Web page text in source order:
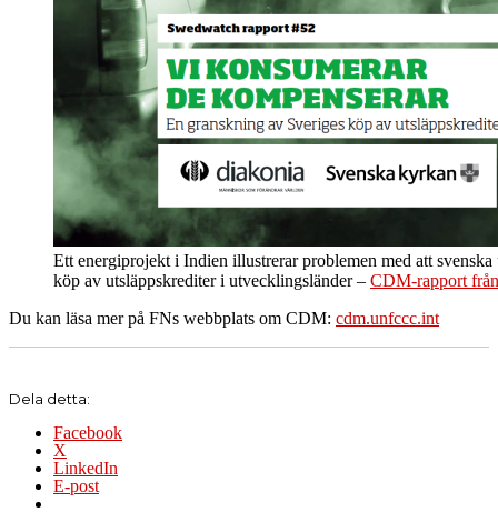
Ett energiprojekt i Indien illustrerar problemen med att svenska
köp av utsläppskrediter i utvecklingsländer – CDM-rapport
Du kan läsa mer på FNs webbplats om CDM: cdm.unfccc.int
Dela detta:
Facebook
X
LinkedIn
E-post